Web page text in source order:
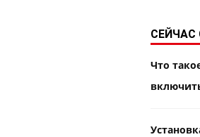
СЕЙЧАС
Что